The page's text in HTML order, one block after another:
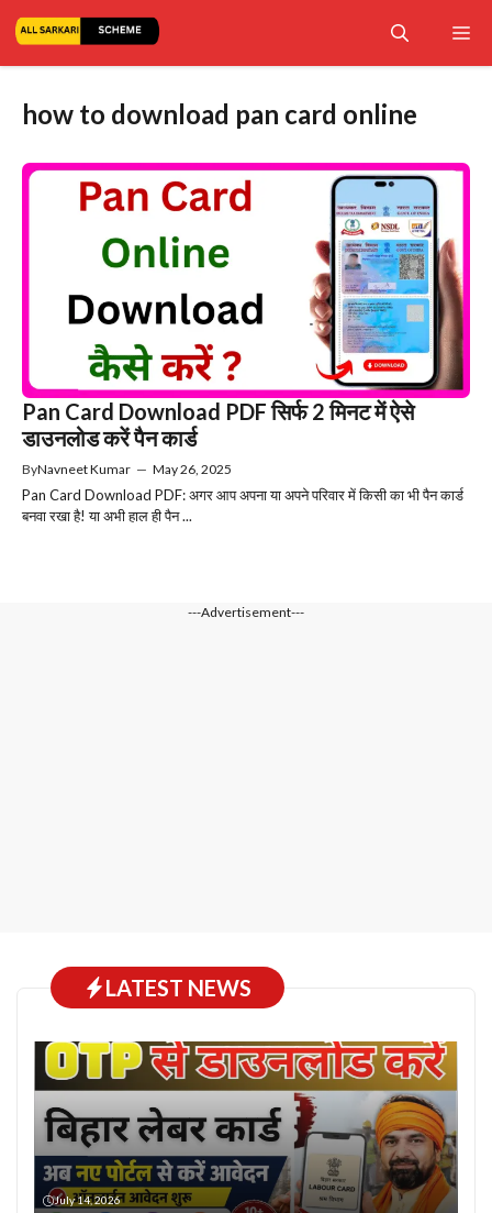
how to download pan card online
Pan Card Download PDF सिर्फ 2 मिनट में ऐसे
डाउनलोड करें पैन कार्ड
ByNavneet Kumar — May 26, 2025
Pan Card Download PDF: अगर आप अपना या अपने परिवार में किसी का भी पैन कार्ड
बनवा रखा है! या अभी हाल ही पैन ...
---Advertisement---
LATEST NEWS
July 14, 2026